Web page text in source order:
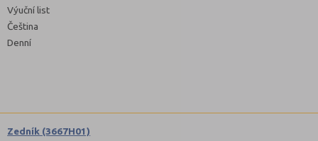
Výuční list
Čeština
Denní
Zedník (3667H01)